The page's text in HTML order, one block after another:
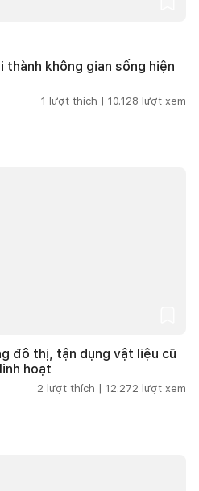
thành không gian sống hiện
1 lượt thích | 10.128 lượt xem
đô thị, tận dụng vật liệu cũ
hoạt
2 lượt thích | 12.272 lượt xem